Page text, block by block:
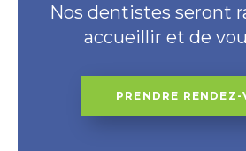
Nos dentistes seront
accueillir et de
PRENDRE RENDEZ-